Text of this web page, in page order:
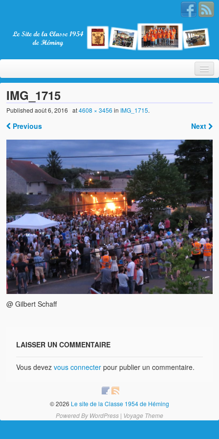
Bienvenue
La Classe 1954
Présentation
Les membres
Nos partenaires
Brocante
Salon multi-collections
Autres animations
La fête foraine
17/05/2015 : LA vidéo souvenir 2015
17/05/2015 : Tous nos membres étaient en action
IMG_1715
Publishedaoût 6, 2016 at4608 × 3456 in IMG_1715.
Previous Next
@ Gilbert Schaff
LAISSER UN COMMENTAIRE
Vous devezvous connecter pour publier un commentaire.
© 2026 Le site de la Classe 1954 de Héming
Powered By WordPress| Voyage Theme